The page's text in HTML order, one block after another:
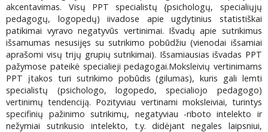
akcentavimas. Visų PPT specialistų {psichologų, specialiųjų
pedagogų, logopedų) iivadose apie ugdytinius statistiškai
patikimai vyravo negatyvūs vertinimai. Išvadų apie sutrikimus
išsamumas nesusijęs su sutrikimo pobūdžiu (vienodai išsamiai
aprašomi visų trijų grupių sutrikimai). Išsamiausias išvadas PPT
pažymose pateikė specialieji pedagogai.Moksleivių vertinimams
PPT įtakos turi sutrikimo pobūdis (gilumas), kuris gali lemti
specialistų (psichologo, logopedo, specialiojo pedagogo)
vertinimų tendenciją. Pozityviau vertinami moksleiviai, turintys
specifinių pažinimo sutrikimų, negatyviau -riboto intelekto ir
nežymiai sutrikusio intelekto, t.y. didėjant negales laipsniui,